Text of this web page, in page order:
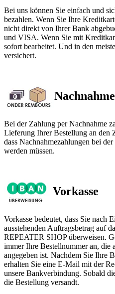
Bei uns können Sie einfach und
bezahlen. Wenn Sie Ihre
nicht direkt von Ihrer Bank
und VISA. Wenn Sie mit
sofort bearbeitet. Und in den
versichert.
Nachnahme
Bei der Zahlung per Nachnahme
Lieferung Ihrer Bestellung an den
dass Nachnahmezahlungen bei
werden müssen.
Vorkasse
Vorkasse bedeutet, dass Sie nach
ausstehenden Auftragsbetrag auf
REPEATER SHOP überweisen.
immer Ihre Bestellnummer an, die
angegeben ist. Nachdem Sie Ihre
erhalten Sie eine E-Mail mit der
unsere Bankverbindung. Sobald
die Bestellung versandt.